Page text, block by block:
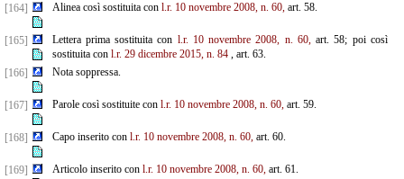
[164] Alinea così sostituita con l.r. 10 novembre 2008, n. 60,art. 58.
[165] Lettera prima sostituita con l.r. 10 novembre 2008, n. 60,art. 58; poi così
sostituita con l.r. 29 dicembre 2015, n. 84, art. 63.
[166]
Nota soppressa.
[167] Parole così sostituite con l.r. 10 novembre 2008, n. 60,art. 59.
[168] Capo inserito con l.r. 10 novembre 2008, n. 60,art. 60.
[169] Articolo inserito con l.r. 10 novembre 2008, n. 60,art. 61.